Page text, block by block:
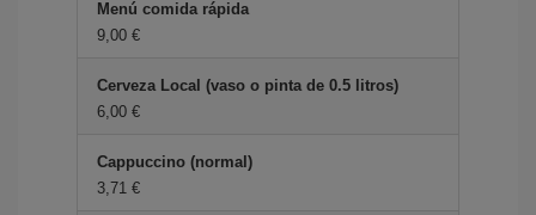
Menú comida rápida
9,00 €
Cerveza Local (vaso o pinta de 0.5 litros)
6,00 €
Cappuccino (normal)
3,71 €